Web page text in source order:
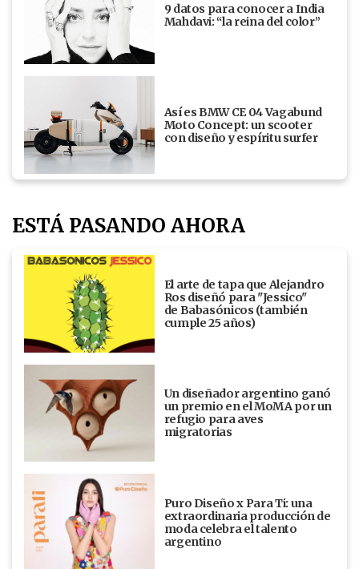
9 datos para conocer a India
Mahdavi: “la reina del color”
Así es BMW CE 04 Vagabund
Moto Concept: un scooter
con diseño y espíritu surfer
ESTÁ PASANDO AHORA
El arte de tapa que Alejandro
Ros diseñó para "Jessico"
de Babasónicos (también
cumple 25 años)
Un diseñador argentino ganó
un premio en el MoMA por un
refugio para aves
migratorias
Puro Diseño x Para Ti: una
extraordinaria producción de
moda celebra el talento
argentino